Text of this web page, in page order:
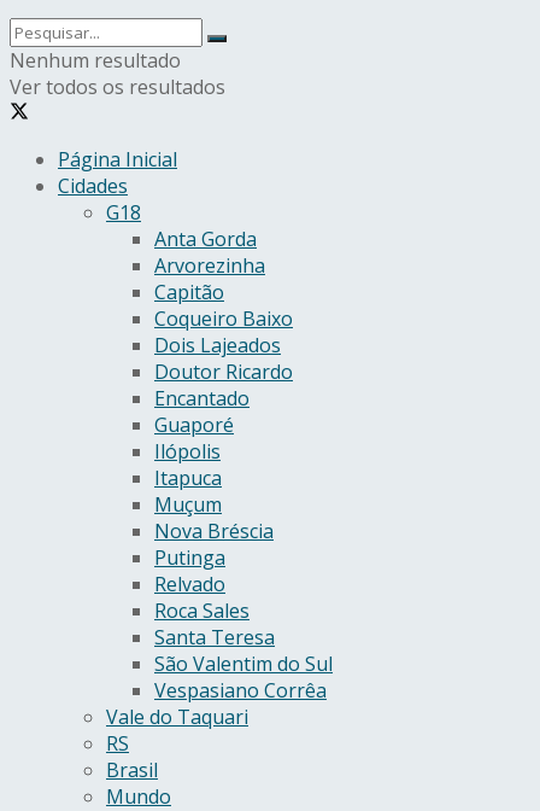
Nenhum resultado
Ver todos os resultados
Página Inicial
Cidades
G18
Anta Gorda
Arvorezinha
Capitão
Coqueiro Baixo
Dois Lajeados
Doutor Ricardo
Encantado
Guaporé
Ilópolis
Itapuca
Muçum
Nova Bréscia
Putinga
Relvado
Roca Sales
Santa Teresa
São Valentim do Sul
Vespasiano Corrêa
Vale do Taquari
RS
Brasil
Mundo